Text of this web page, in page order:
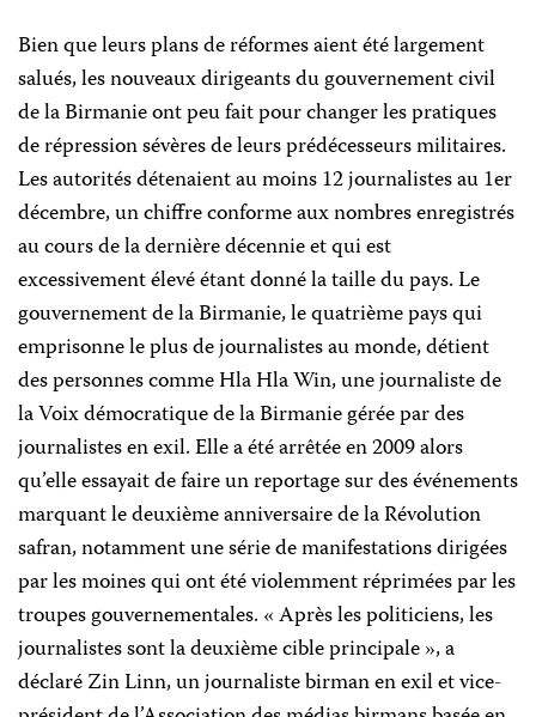
Bien que leurs plans de réformes aient été largement
salués, les nouveaux dirigeants du gouvernement civil
de la Birmanie ont peu fait pour changer les pratiques
de répression sévères de leurs prédécesseurs militaires.
Les autorités détenaient au moins 12 journalistes au 1er
décembre, un chiffre conforme aux nombres enregistrés
au cours de la dernière décennie et qui est
excessivement élevé étant donné la taille du pays. Le
gouvernement de la Birmanie, le quatrième pays qui
emprisonne le plus de journalistes au monde, détient
des personnes comme Hla Hla Win, une journaliste de
la Voix démocratique de la Birmanie gérée par des
journalistes en exil. Elle a été arrêtée en 2009 alors
qu’elle essayait de faire un reportage sur des événements
marquant le deuxième anniversaire de la Révolution
safran, notamment une série de manifestations dirigées
par les moines qui ont été violemment réprimées par les
troupes gouvernementales. « Après les politiciens, les
journalistes sont la deuxième cible principale », a
déclaré Zin Linn, un journaliste birman en exil et vice-